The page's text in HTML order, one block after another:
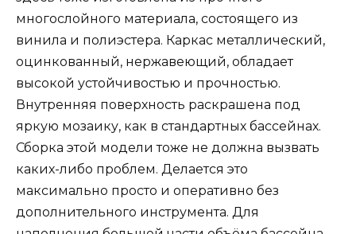
многослойного материала, состоящего из
винила и полиэстера. Каркас металлический,
оцинкованный, нержавеющий, обладает
высокой устойчивостью и прочностью.
Внутренняя поверхность раскрашена под
яркую мозаику, как в стандартных бассейнах.
Сборка этой модели тоже не должна вызвать
каких-либо проблем. Делается это
максимально просто и оперативно без
дополнительного инструмента. Для